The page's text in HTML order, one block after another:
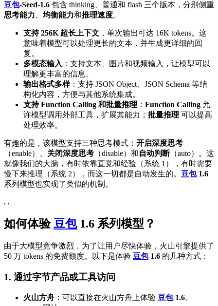
豆包-Seed-1.6 包含 thinking、普通和 flash 三个版本，分别侧重
思考能力、 均衡能力和推理速度。
支持 256K 超长上下文 ，单次输出可达 16K tokens。这
意味着模型可以处理更长的文本，并生成更详细的回
复。
多模态输入 ：支持文本、图片和视频输入，让模型可以
理解更丰富的信息。
输出格式多样：支持 JSON Object、JSON Schema 等结
构化内容，方便与其他系统集成。
支持 Function Calling 和批量推理 ： Function Calling 允
许模型调用外部工具，扩展其能力； 批量推理 可以提高
处理效率。
有趣的是，该模型支持三种思考模式： 开启深度思考
（enable）、 关闭深度思考 （disable）和 自动判断（auto）。这
就像我们的大脑，有时依靠直觉和经验（系统 1），有时需要
慢下来推理（系统 2），而这一切都是自动发生的。 豆包1.6
系列模型也实现了类似的机制。
, ,
如何体验豆包1.6 系列模型？
由于大模型竞争激烈，为了让用户尽快体验，火山引擎提供了
50 万 tokens 的免费额度。以下是体验 豆包1.6 的几种方式：
1. 通过字节产品或工具访问
火山方舟 ：可以直接在火山方舟上体验 豆包1.6。